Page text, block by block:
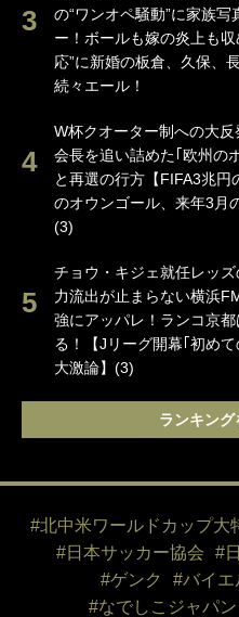
の“ワンオペ騒動”に家族写
ー！ボールも嫁の炎上も収
応”に新婚の板倉、久保、
続々エール！
W杯クオーター制への大反
会長を追い詰めた｢欧州の
と再選の行方【FIFA3兆円
のオウンゴール、来年3月
(3)
チョウ・キジェ就任レッ
力流出が止まらない横浜
強にアッパレ！ランコ京
る！【Jリーグ開幕｢初め
大激論】(3)
ランキン
#北中米ワールドカップ大
#日本サッカー協会
#
#ゲンク
#バイエ
#なでしこジャパン